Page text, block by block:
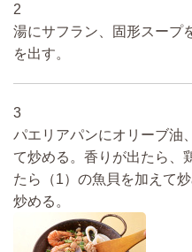
2
湯にサフラン、固形スープ
を出す。
3
パエリアパンにオリーブ油
て炒める。香りが出たら、
たら（1）の魚貝を加えて
炒める。